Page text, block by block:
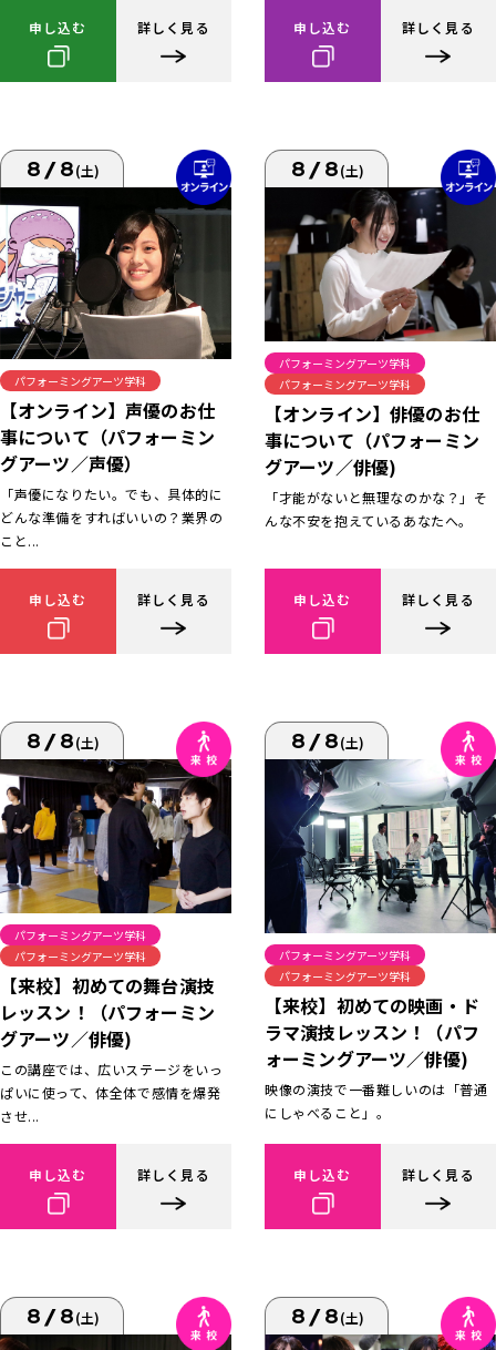
申し込む 詳しく見る 申し込む 詳しく見る
8/8(土)
パフォーミングアーツ学科
【オンライン】声優のお仕
事について（パフォーミン
グアーツ／声優）
「声優になりたい。でも、具体的に
どんな準備をすればいいの？業界の
こと...
申し込む 詳しく見る
8/8(土)
パフォーミングアーツ学科
パフォーミングアーツ学科
【オンライン】俳優のお仕
事について（パフォーミン
グアーツ／俳優)
「才能がないと無理なのかな？」そ
んな不安を抱えているあなたへ。
申し込む 詳しく見る
8/8(土)
パフォーミングアーツ学科
パフォーミングアーツ学科
【来校】初めての舞台演技
レッスン！（パフォーミン
グアーツ／俳優)
この講座では、広いステージをいっ
ぱいに使って、体全体で感情を爆発
させ...
申し込む 詳しく見る
8/8(土)
パフォーミングアーツ学科
パフォーミングアーツ学科
【来校】初めての映画・ド
ラマ演技レッスン！（パフ
ォーミングアーツ／俳優)
映像の演技で一番難しいのは「普通
にしゃべること」。
申し込む 詳しく見る
8/8(土) 8/8(土)